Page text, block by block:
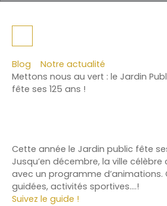
Blog
Notre actualité
Mettons nous au vert : le Jardin
fête ses 125 ans !
Cette année le Jardin public fête
Jusqu’en décembre, la ville célèbre
avec un programme d’animations.
guidées, activités sportives….!
Suivez le guide !